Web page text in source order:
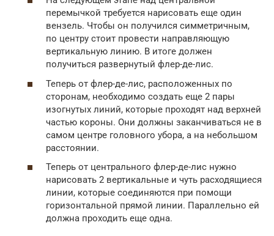
перемычкой требуется нарисовать еще один
вензель. Чтобы он получился симметричным,
по центру стоит провести направляющую
вертикальную линию. В итоге должен
получиться развернутый флер-де-лис.
Теперь от флер-де-лис, расположенных по
сторонам, необходимо создать еще 2 пары
изогнутых линий, которые проходят над верхней
частью короны. Они должны заканчиваться не в
самом центре головного убора, а на небольшом
расстоянии.
Теперь от центрального флер-де-лис нужно
нарисовать 2 вертикальные и чуть расходящиеся
линии, которые соединяются при помощи
горизонтальной прямой линии. Параллельно ей
должна проходить еще одна.